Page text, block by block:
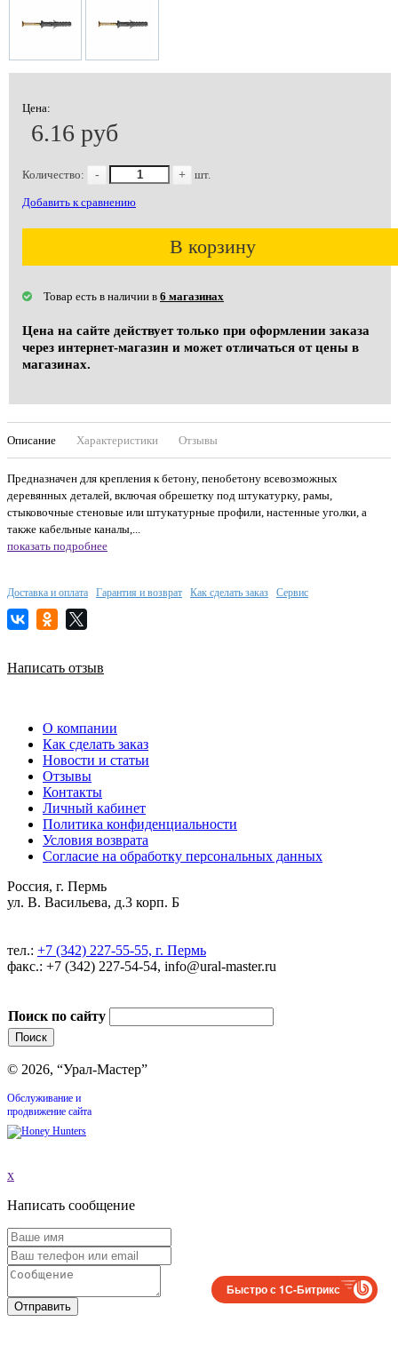
Цена:
6.16 руб
Количество: - + шт.
Добавить к сравнению
В корзину
Товар есть в наличии в 6 магазинах
Цена на сайте действует только при оформлении заказа
через интернет-магазин и может отличаться от цены в
магазинах.
Описание Характеристики Отзывы
Предназначен для крепления к бетону, пенобетону всевозможных
деревянных деталей, включая обрешетку под штукатурку, рамы,
стыковочные стеновые или штукатурные профили, настенные уголки, а
также кабельные каналы,...
показать подробнее
Доставка и оплата Гарантия и возврат Как сделать заказ Сервис
Написать отзыв
О компании
Как сделать заказ
Новости и статьи
Отзывы
Контакты
Личный кабинет
Политика конфиденциальности
Условия возврата
Согласие на обработку персональных данных
Россия, г. Пермь
ул. В. Васильева, д.3 корп. Б
тел.: +7 (342) 227-55-55, г. Пермь
факс.: +7 (342) 227-54-54, info@ural-master.ru
Поиск по сайту
© 2026, “Урал-Мастер”
Обслуживание и
продвижение сайта
x
Написать сообщение
Отправить
Быстро с 1С-Битрикс